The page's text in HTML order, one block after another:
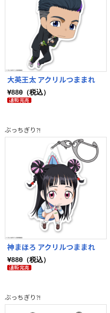
大英王太 アクリルつままれ
¥880（税込）
ぶっちぎり?!
神まほろ アクリルつままれ
¥880（税込）
ぶっちぎり?!